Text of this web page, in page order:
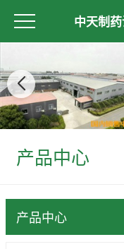
中天制
产品中心
产品中心